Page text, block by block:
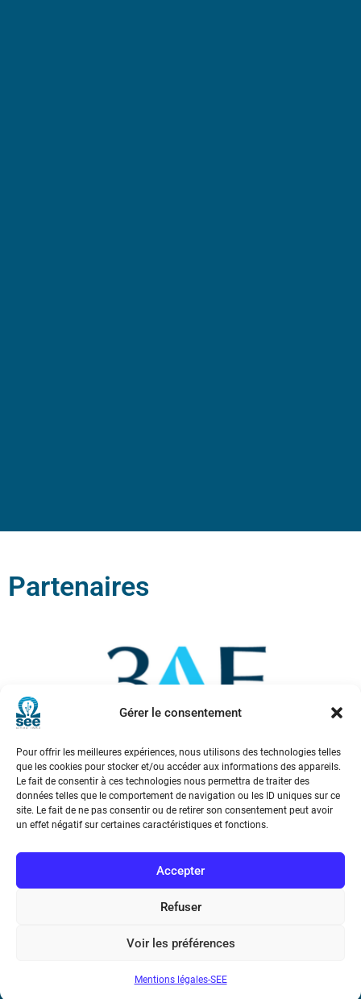
Gérer le consentement
Pour offrir les meilleures expériences, nous utilisons des technologies telles
que les cookies pour stocker et/ou accéder aux informations des appareils.
Le fait de consentir à ces technologies nous permettra de traiter des
données telles que le comportement de navigation ou les ID uniques sur ce
site. Le fait de ne pas consentir ou de retirer son consentement peut avoir
un effet négatif sur certaines caractéristiques et fonctions.
Accepter
Refuser
Voir les préférences
Mentions légales-SEE
Partenaires
Voir tous les partenaires